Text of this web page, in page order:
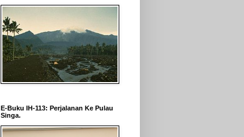
E-Buku IH-113: Perjalanan Ke Pulau
Singa.